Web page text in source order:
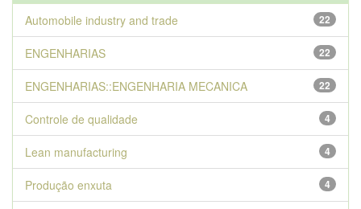
22
Automobile industry and trade
22
ENGENHARIAS
22
ENGENHARIAS::ENGENHARIA MECANICA
4
Controle de qualidade
4
Lean manufacturing
4
Produção enxuta